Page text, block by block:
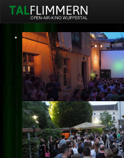
Home
Programm
Service
Ticketinfos
Ort
Anreise
Wetter
Kinogutschein